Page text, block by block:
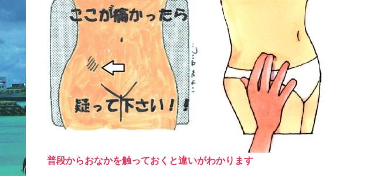
普段からおなかを触っておくと違いがわかります